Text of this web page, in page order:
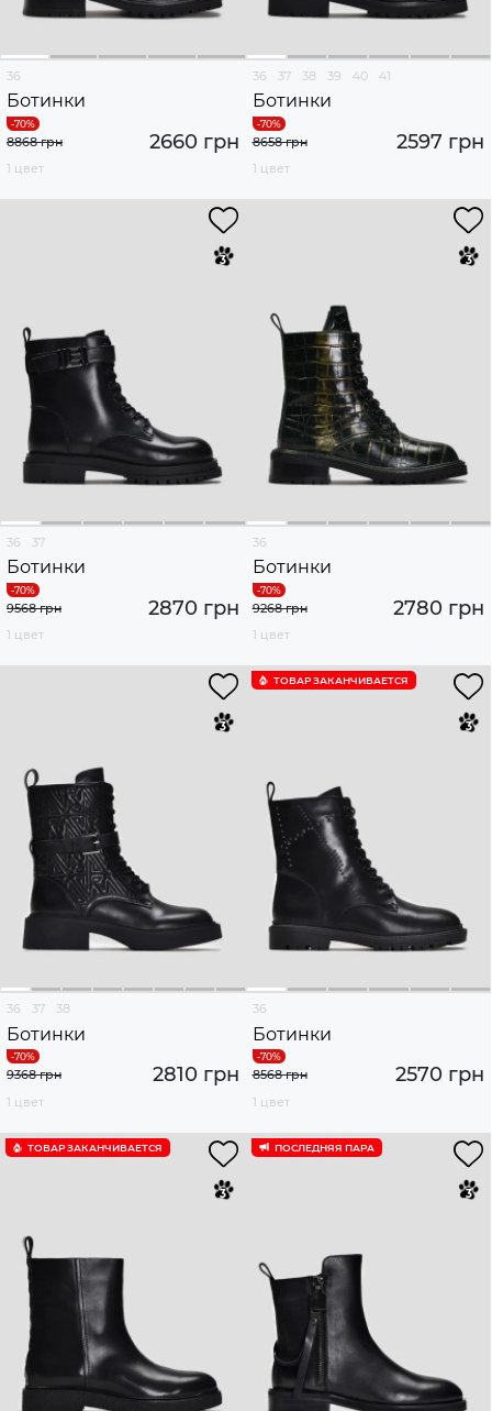
36
Ботинки
2660 грн
8868 грн
1 цвет
36 37 38 39 40 41
Ботинки
2597 грн
8658 грн
1 цвет
36 37
Ботинки
2870 грн
9568 грн
1 цвет
36
Ботинки
2780 грн
9268 грн
1 цвет
36 37 38
Ботинки
2810 грн
9368 грн
1 цвет
ТОВАР ЗАКАНЧИВАЕТСЯ
36
Ботинки
2570 грн
8568 грн
1 цвет
ТОВАР ЗАКАНЧИВАЕТСЯ ПОСЛЕДНЯЯ ПАРА